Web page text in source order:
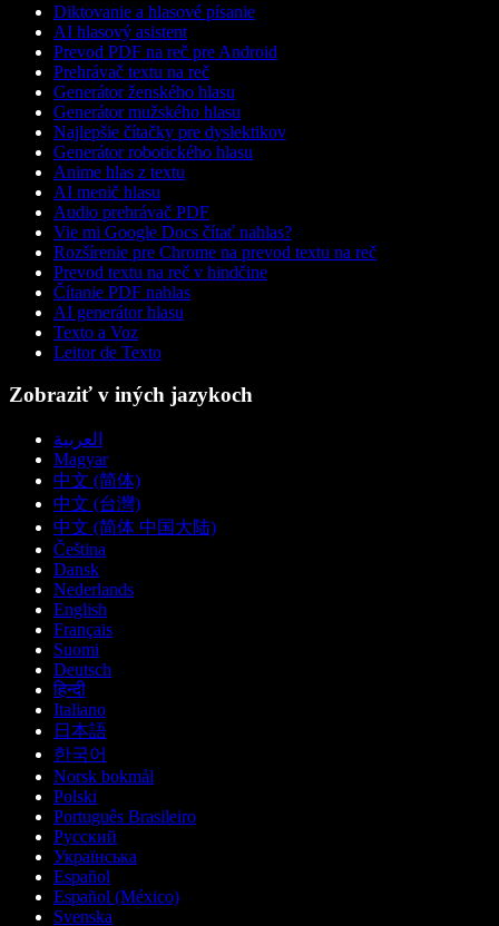
Diktovanie a hlasové písanie
AI hlasový asistent
Prevod PDF na reč pre Android
Prehrávač textu na reč
Generátor ženského hlasu
Generátor mužského hlasu
Najlepšie čítačky pre dyslektikov
Generátor robotického hlasu
Anime hlas z textu
AI menič hlasu
Audio prehrávač PDF
Vie mi Google Docs čítať nahlas?
Rozšírenie pre Chrome na prevod textu na reč
Prevod textu na reč v hindčine
Čítanie PDF nahlas
AI generátor hlasu
Texto a Voz
Leitor de Texto
Zobraziť v iných jazykoch
العربية
Magyar
中文 (简体)
中文 (台灣)
中文 (简体 中国大陆)
Čeština
Dansk
Nederlands
English
Français
Suomi
Deutsch
हिन्दी
Italiano
日本語
한국어
Norsk bokmål
Polski
Português Brasileiro
Русский
Українська
Español
Español (México)
Svenska